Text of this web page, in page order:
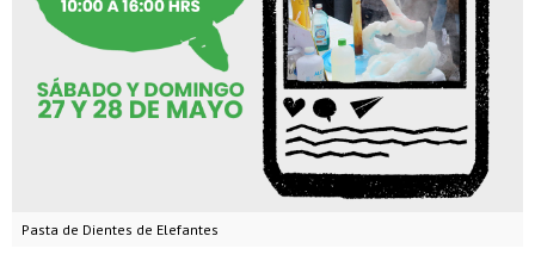
Pasta de Dientes de Elefantes